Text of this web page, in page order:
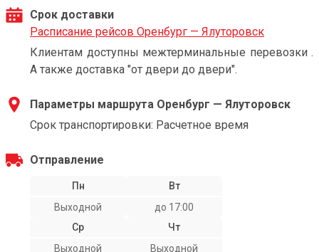
Срок доставки
Расписание рейсов Оренбург — Ялуторовск
Клиентам доступны межтерминальные перевозки .
А также доставка "от двери до двери".
Параметры маршрута Оренбург — Ялуторовск
Срок транспортировки: Расчетное время
Отправление
Пн
Выходной
Вт
до 17:00
Ср
Выходной
Чт
Выходной